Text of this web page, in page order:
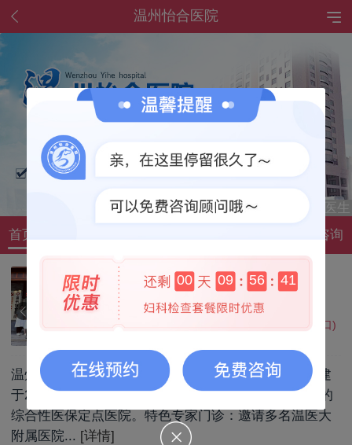
温州怡合医院
首页 咨询
温州怡合医院
专科医院
温州市公园路128号东南大厦(五马街口)
温州怡合医院位于著名历史文化商业圈怡合街口，创建
于2003年，是一所集预防、医疗、保健、康复为一体的
综合性医保定点医院。特色专家门诊：邀请多名温医大
附属医院... [详情]
00 09 56 40